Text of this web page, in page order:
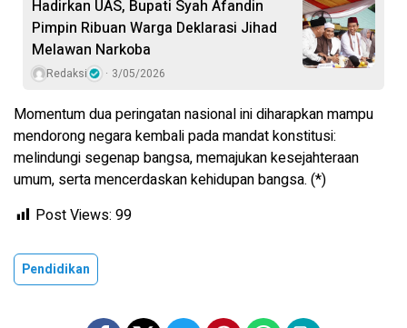
Hadirkan UAS, Bupati Syah Afandin
Pimpin Ribuan Warga Deklarasi Jihad
Melawan Narkoba
Redaksi 3/05/2026
Momentum dua peringatan nasional ini diharapkan mampu
mendorong negara kembali pada mandat konstitusi:
melindungi segenap bangsa, memajukan kesejahteraan
umum, serta mencerdaskan kehidupan bangsa. (*)
Post Views: 99
Pendidikan